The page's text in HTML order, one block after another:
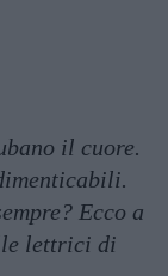
il cuore.
Ecco a
lettrici di